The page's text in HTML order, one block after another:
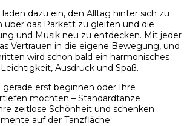
dazu ein, den Alltag hinter sich zu
über das Parkett zu gleiten und die
und Musik neu zu entdecken. Mit jeder
Vertrauen in die eigene Bewegung, und
wird schon bald ein harmonisches
Ausdruck und Spaß.
gerade erst beginnen oder Ihre
möchten – Standardtänze
zeitlose Schönheit und schenken
auf der Tanzfläche.